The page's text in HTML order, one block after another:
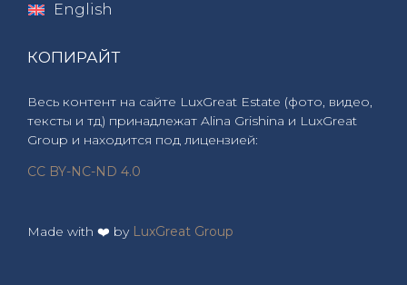
English
КОПИРАЙТ
Весь контент на сайте LuxGreat Estate (фото, видео,
тексты и тд) принадлежат Alina Grishina и LuxGreat
Group и находится под лицензией:
CC BY-NC-ND 4.0
Made with ❤️ by LuxGreat Group